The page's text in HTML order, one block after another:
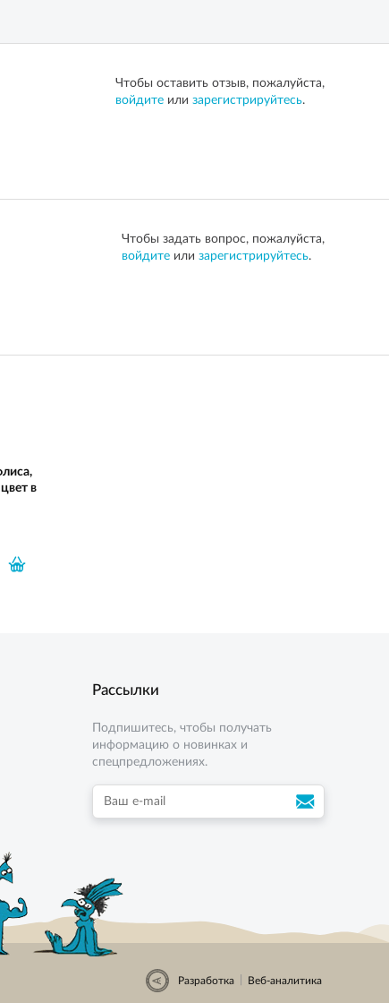
Чтобы оставить отзыв, пожалуйста,
войдите или зарегистрируйтесь.
Чтобы задать вопрос, пожалуйста,
войдите или зарегистрируйтесь.
в
Рассылки
Подпишитесь, чтобы получать
информацию о новинках и
спецпредложениях.
Разработка Веб-аналитика